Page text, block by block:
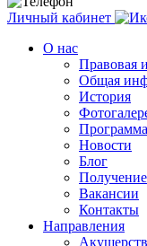
Личный кабинет
О нас
Правовая
Общая
История
Новости
Блог
Вакансии
Контакты
Направления